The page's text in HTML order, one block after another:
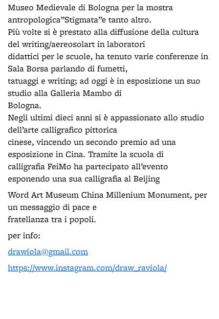
Museo Medievale di Bologna per la mostra
antropologica’’Stigmata’’e tanto altro.
Più volte si è prestato alla diffusione della cultura
del writing/aereosolart in laboratori
didattici per le scuole, ha tenuto varie conferenze in
Sala Borsa parlando di fumetti,
tatuaggi e writing; ad oggi è in esposizione un suo
studio alla Galleria Mambo di
Bologna.
Negli ultimi dieci anni si è appassionato allo studio
dell’arte calligrafico pittorica
cinese, vincendo un secondo premio ad una
esposizione in Cina. Tramite la scuola di
calligrafia FeiMo ha partecipato all’evento
esponendo una sua calligrafia al Beijing
Word Art Museum China Millenium Monument, per
un messaggio di pace e
fratellanza tra i popoli.
per info:
drawiola@gmail.com
https://www.instagram.com/draw_raviola/